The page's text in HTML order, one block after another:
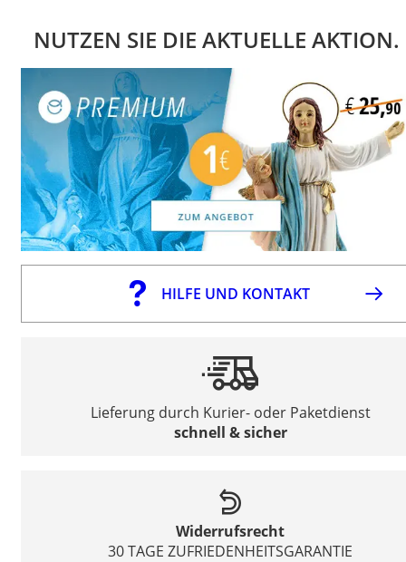
NUTZEN SIE DIE AKTUELLE AKTION.
HILFE UND KONTAKT
Lieferung durch Kurier- oder Paketdienst
schnell & sicher
Widerrufsrecht
30 TAGE ZUFRIEDENHEITSGARANTIE